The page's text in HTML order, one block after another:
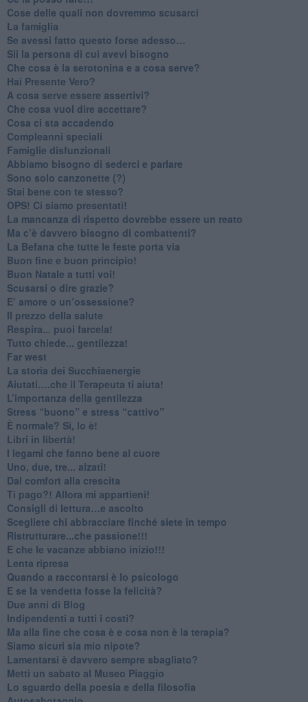
​Cose delle quali non dovremmo scusarci
​La famiglia
​Se avessi fatto questo forse adesso…
​Sii la persona di cui avevi bisogno
Che cosa è la serotonina e a cosa serve?
​Hai Presente Vero?
A cosa serve essere assertivi?
​Che cosa vuol dire accettare?
​Cosa ci sta accadendo
​Compleanni speciali
​Famiglie disfunzionali
​Abbiamo bisogno di sederci e parlare
Sono solo canzonette (?)
​Stai bene con te stesso?
​OPS! Ci siamo presentati!
​La mancanza di rispetto dovrebbe essere un reato
​Ma c’è davvero bisogno di combattenti?
​La Befana che tutte le feste porta via
Buon fine e buon principio!
​Buon Natale a tutti voi!
​Scusarsi o dire grazie?
​E’ amore o un’ossessione?
​Il prezzo della salute
​Respira... puoi farcela!
​Tutto chiede... gentilezza!
​Far west
​La storia dei Succhiaenergie
​Aiutati….che il Terapeuta ti aiuta!
​L’importanza della gentilezza
​Stress “buono” e stress “cattivo”
​È normale? Sì, lo è!
​Libri in libertà!
​I legami che fanno bene al cuore
Uno, due, tre... alzati!​
​Dal comfort alla crescita
​Ti pago?! Allora mi appartieni!​
​Consigli di lettura…e ascolto
​Scegliete chi abbracciare finché siete in tempo
​Ristrutturare...che passione!!!
​E che le vacanze abbiano inizio!!!
​Lenta ripresa
​Quando a raccontarsi è lo psicologo
​E se la vendetta fosse la felicità?
​Due anni di Blog
​Indipendenti a tutti i costi?
​Ma alla fine che cosa è e cosa non è la terapia?
​Siamo sicuri sia mio nipote?
​Lamentarsi è davvero sempre sbagliato?
​Metti un sabato al Museo Piaggio
​Lo sguardo della poesia e della filosofia